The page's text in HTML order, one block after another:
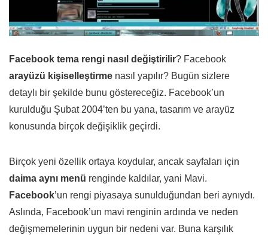
Facebook tema rengi nasıl değiştirilir? Facebook
arayüzü kişiselleştirme nasıl yapılır? Bugün sizlere
detaylı bir şekilde bunu göstereceğiz. Facebook’un
kurulduğu Şubat 2004’ten bu yana, tasarım ve arayüz
konusunda birçok değişiklik geçirdi.
Birçok yeni özellik ortaya koydular, ancak sayfaları için
daima aynı menü renginde kaldılar, yani Mavi.
Facebook’un rengi piyasaya sunulduğundan beri aynıydı.
Aslında, Facebook’un mavi renginin ardında ve neden
değişmemelerinin uygun bir nedeni var. Buna karşılık